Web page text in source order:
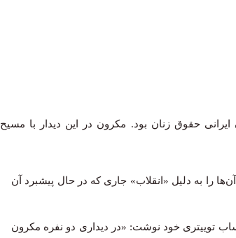
میزبان تعدادی از فعالان ایرانی حقوق زنان بود. مکرون در این دیدار با مسیح
را به دلیل «انقلاب» جاری که در حال پیشبرد آن
توییتری خود نوشت: «در دیداری دو نفره مکرون